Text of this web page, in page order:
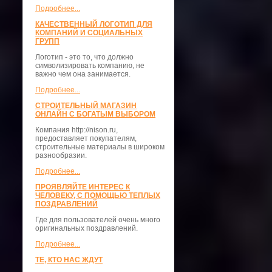
Подробнее...
КАЧЕСТВЕННЫЙ ЛОГОТИП ДЛЯ
КОМПАНИЙ И СОЦИАЛЬНЫХ
ГРУПП
Логотип - это то, что должно
символизировать компанию, не
важно чем она занимается.
Подробнее...
СТРОИТЕЛЬНЫЙ МАГАЗИН
ОНЛАЙН С БОГАТЫМ ВЫБОРОМ
Компания http://nison.ru,
предоставляет покупателям,
строительные материалы в широком
разнообразии.
Подробнее...
ПРОЯВЛЯЙТЕ ИНТЕРЕС К
ЧЕЛОВЕКУ, С ПОМОЩЬЮ ТЕПЛЫХ
ПОЗДРАВЛЕНИЙ
Где для пользователей очень много
оригинальных поздравлений.
Подробнее...
ТЕ, КТО НАС ЖДУТ